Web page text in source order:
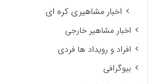
اخبار مشاهیری کره ای
اخبار مشاهیر خارجی
افراد و رویداد ها فردی
بیوگرافی